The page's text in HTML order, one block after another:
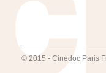
© 2015 - Cinédoc Paris